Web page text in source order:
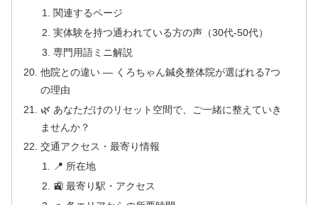
関連するページ
実体験を持つ通われている方の声（30代-50代）
専門用語ミニ解説
他院との違い — くろちゃん鍼灸整体院が選ばれる7つ
の理由
🌿 あなただけのリセット空間で、ご一緒に整えていき
ませんか？
交通アクセス・最寄り情報
📍 所在地
🚉 最寄り駅・アクセス